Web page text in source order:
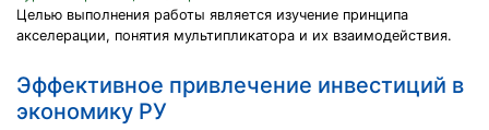
Целью выполнения работы является изучение принципа
акселерации, понятия мультипликатора и их взаимодействия.
Эффективное привлечение инвестиций в
экономику РУ